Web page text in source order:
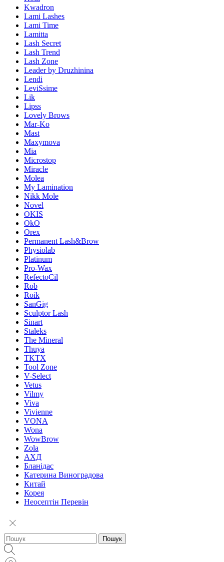
Kwadron
Lami Lashes
Lami Time
Lamitta
Lash Secret
Lash Trend
Lash Zone
Leader by Druzhinina
Lendi
LeviSsime
Lik
Lipss
Lovely Brows
Mar-Ko
Mast
Maxymova
Mia
Microstop
Miracle
Molea
My Lamination
Nikk Mole
Novel
OKIS
OkO
Orex
Permanent Lash&Brow
Physiolab
Platinum
Pro-Wax
RefectoCil
Rob
Roik
SanGig
Sculptor Lash
Sinart
Staleks
The Mineral
Thuya
TKTX
Tool Zone
V-Select
Vetus
Vilmy
Viva
Vivienne
VONA
Wona
WowBrow
Zola
АХД
Бланідас
Катерина Виноградова
Китай
Корея
Неосептін Перевін
Пошук